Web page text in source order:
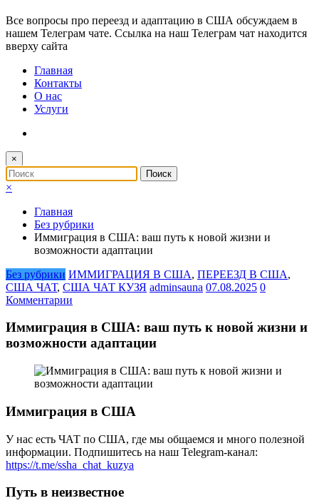
Все вопросы про переезд и адаптацию в США обсуждаем в
нашем Телеграм чате. Ссылка на наш Телеграм чат находится
вверху сайта
Главная
Контакты
О нас
Услуги
×
×
Главная
Без рубрики
Иммиграция в США: ваш путь к новой жизни и
возможности адаптации
Без рубрики ИММИГРАЦИЯ В США, ПЕРЕЕЗД В США,
США ЧАТ, США ЧАТ КУЗЯ adminsauna 07.08.2025 0
Комментарии
Иммиграция в США: ваш путь к новой жизни и
возможности адаптации
Иммиграция в США
У нас есть ЧАТ по США, где мы общаемся и много полезной
информации. Подпишитесь на наш Telegram-канал:
https://t.me/ssha_chat_kuzya
Путь в неизвестное